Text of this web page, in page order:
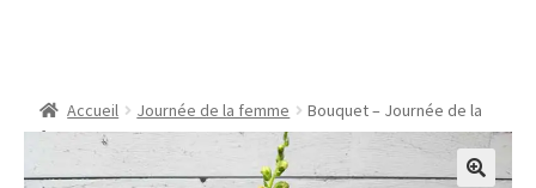
Accueil Journée de la femme
Bouquet – Journée de la
femme #6